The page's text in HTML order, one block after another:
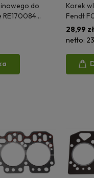
do
RE170084
06534EC
Korek
Fendt
06646EC
28,99 zł
netto: